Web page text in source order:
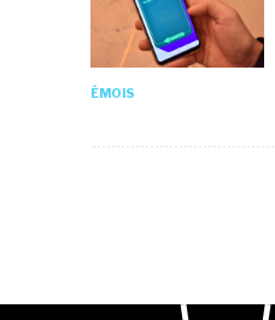
À PROPOS
NOS PARTENAIRES
ÉMOIS